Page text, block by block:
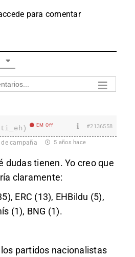
para comentar
EM Off #2136558
campaña 5 años hace
dudas tienen. Yo creo que
claramente:
ERC (13), EHBildu (5),
(1), BNG (1).
partidos nacionalistas